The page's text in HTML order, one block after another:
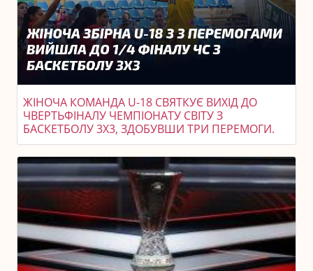
ЖІНОЧА КОМАНДА U-18 СВЯТКУЄ ВИХІД ДО
ЧВЕРТЬФІНАЛУ ЧЕМПІОНАТУ СВІТУ З
БАСКЕТБОЛУ 3X3, ЗДОБУВШИ ТРИ ПЕРЕМОГИ.